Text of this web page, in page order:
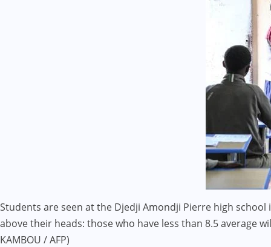
Students are seen at the Djedji Amondji Pierre high
above their heads: those who have less than 8.5 average
KAMBOU / AFP)